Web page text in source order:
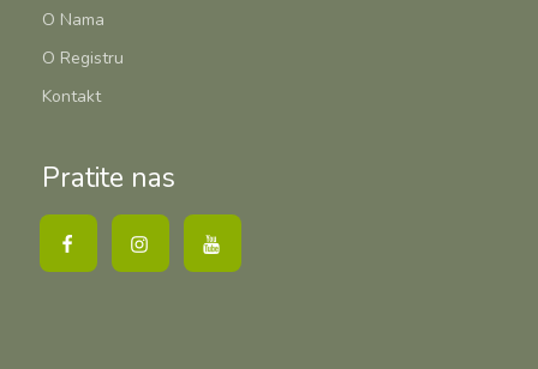
O Nama
O Registru
Kontakt
Pratite nas